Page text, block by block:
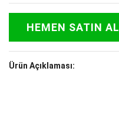
HEMEN SATIN AL
Ürün Açıklaması: